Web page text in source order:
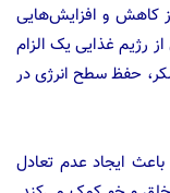
کاهش و افزایش‌هایی
رژیم غذایی یک الزام
حفظ سطح انرژی در
ایجاد عدم تعادل